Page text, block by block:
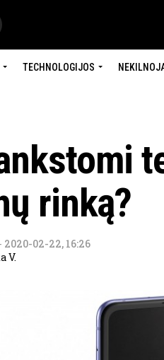
TECHNOLOGIJOS
rinką?
- 2020-02-22, 16:26
V.